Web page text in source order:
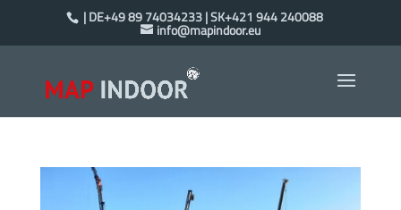
| DE+49 89 74034233 | SK+421 944 240088
info@mapindoor.eu